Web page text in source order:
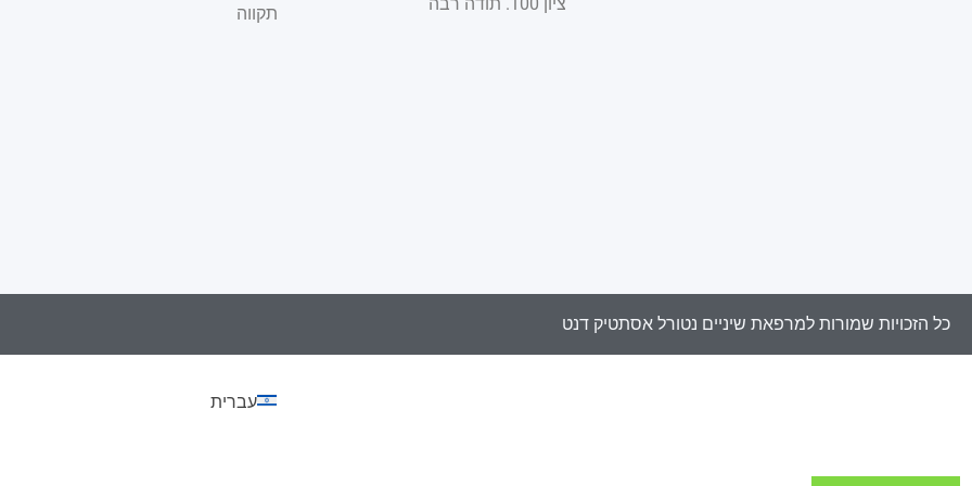
תקווה
כל הזכויות שמורות למרפאת שיניים נטורל אסתטיק דנט
עברית